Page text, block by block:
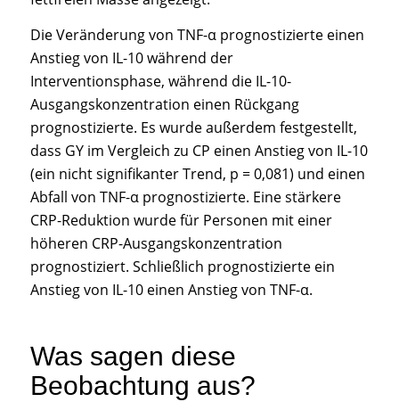
Die Veränderung von TNF-α prognostizierte einen
Anstieg von IL-10 während der
Interventionsphase, während die IL-10-
Ausgangskonzentration einen Rückgang
prognostizierte. Es wurde außerdem festgestellt,
dass GY im Vergleich zu CP einen Anstieg von IL-10
(ein nicht signifikanter Trend, p = 0,081) und einen
Abfall von TNF-α prognostizierte. Eine stärkere
CRP-Reduktion wurde für Personen mit einer
höheren CRP-Ausgangskonzentration
prognostiziert. Schließlich prognostizierte ein
Anstieg von IL-10 einen Anstieg von TNF-α.
Was sagen diese
Beobachtung aus?